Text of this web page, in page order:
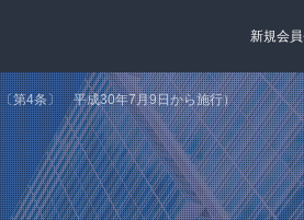
新規会
第4条〕 平成30年7月9日から施行）